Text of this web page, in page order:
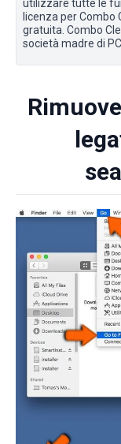
utilizzare tutte le
licenza per Combo
gratuita. Combo
società madre di